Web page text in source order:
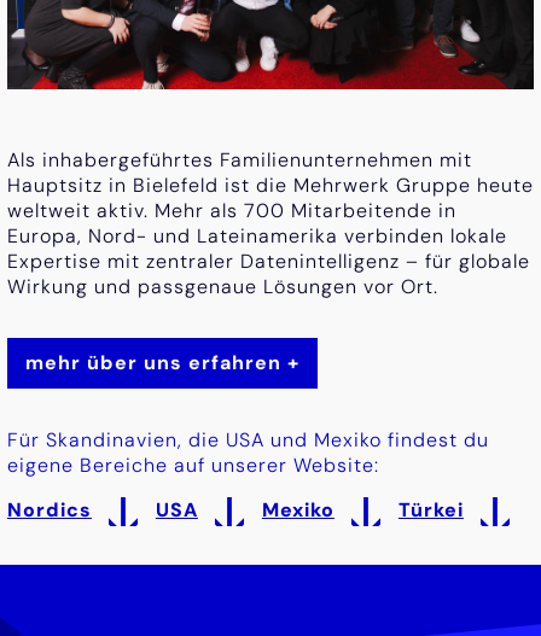
Als inhabergeführtes Familienunternehmen mit
Hauptsitz in Bielefeld ist die Mehrwerk Gruppe heute
weltweit aktiv. Mehr als 700 Mitarbeitende in
Europa, Nord- und Lateinamerika verbinden lokale
Expertise mit zentraler Datenintelligenz – für globale
Wirkung und passgenaue Lösungen vor Ort.
mehr über uns erfahren
Für Skandinavien, die USA und Mexiko findest du
eigene Bereiche auf unserer Website:
Nordics
USA Mexiko Türkei